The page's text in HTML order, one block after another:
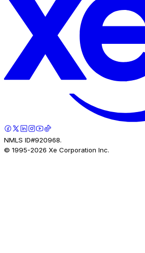
NMLS ID#920968.
© 1995-2026 Xe Corporation Inc.